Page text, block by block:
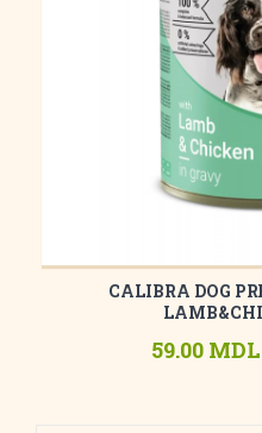
CALIBRA DOG
59.00 MDL